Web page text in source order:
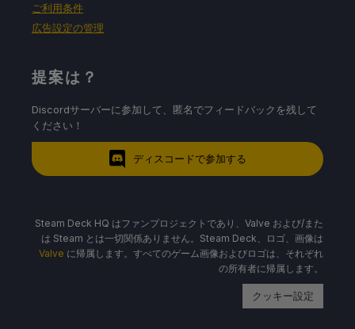
ご利用条件
広告設定の管理
提案は？
Discordサーバーに参加して、匿名でフィードバックを残して
ください！
ディスコードで参加する
Steam Deck HQ はファンプロジェクトであり、Valve および/また
は Steam とは一切関係ありません。Steam Deck、ロゴ、画像は
Valve に帰属します。すべてのゲーム画像およびロゴは、それぞれ
の所有者に帰属します。
クッキー設定